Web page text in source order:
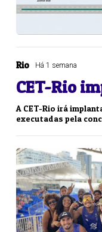
Rio Há 1 semana
CET-Rio
A CET-Rio irá
executadas pela